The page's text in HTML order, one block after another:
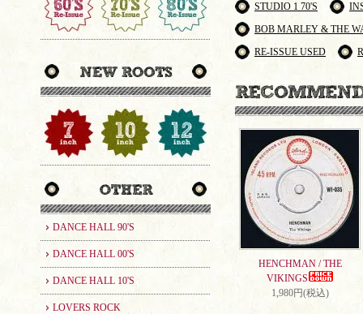
DANCE HALL 90'S
DANCE HALL 00'S
DANCE HALL 10'S
LOVERS ROCK
STUDIO 1 70'S
BOB MARLEY & THE
RE-ISSUE USED
HENCHMAN / THE
VIKINGS
1,980円(税込)